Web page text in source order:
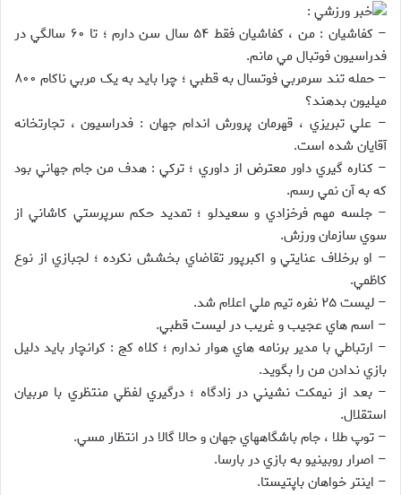
خبر ورزشي :
– کفاشيان : من ، کفاشيان فقط ۵۴ سال سن دارم ؛ تا ۶۰ سالگي در
فدراسيون فوتبال مي مانم.
– حمله تند سرمربي فوتسال به قطبي ؛ چرا بايد به يک مربي ناکام ۸۰۰
ميليون بدهند؟
– علي تبريزي ، قهرمان پرورش اندام جهان : فدراسيون ، تجارتخانه
آقايان شده است.
– کناره گيري داور معترض از داوري ؛ ترکي : هدف من جام جهاني بود
که به آن نمي رسم.
– جلسه مهم فرخزادي و سعيدلو ؛ تمديد حکم سرپرستي کاشاني از
سوي سازمان ورزش.
– او برخلاف عنايتي و اکبرپور تقاضاي بخشش نکرده ؛ لجبازي از نوع
کاظمي.
– ليست ۲۵ نفره تيم ملي اعلام شد.
– اسم هاي عجيب و غريب در ليست قطبي.
– ارتباطي با مدير برنامه هاي هوار ندارم ؛ کلاه کج : کرانچار بايد دليل
بازي ندادن من را بگويد.
– بعد از نيمکت نشيني در زادگاه ؛ درگيري لفظي منتظري با مربيان
استقلال.
– توپ طلا ، جام باشگاههاي جهان و حالا گالا در انتظار مسي.
– اصرار روبينيو به بازي در بارسا.
– اينتر خواهان باپتيستا.